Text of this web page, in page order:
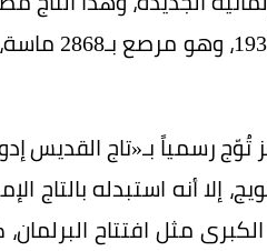
إلا أنه استبدله بالتاج
مثل افتتاح